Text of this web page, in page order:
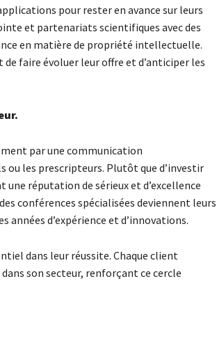
pour rester en avance sur leurs
et partenariats scientifiques avec des
en matière de propriété intellectuelle.
faire évoluer leur offre et d’anticiper les
par une communication
les prescripteurs. Plutôt que d’investir
réputation de sérieux et d’excellence
conférences spécialisées deviennent leurs
d’expérience et d’innovations.
dans leur réussite. Chaque client
son secteur, renforçant ce cercle